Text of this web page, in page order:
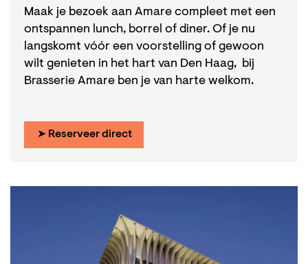
Maak je bezoek aan Amare compleet met een
ontspannen lunch, borrel of diner. Of je nu
langskomt vóór een voorstelling of gewoon
wilt genieten in het hart van Den Haag, bij
Brasserie Amare ben je van harte welkom.
➤ Reserveer direct